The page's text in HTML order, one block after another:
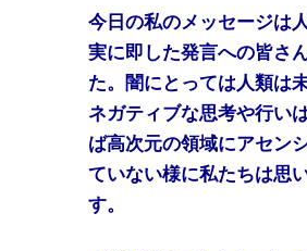
今日の私のメッセージは
実に即した発言への皆さ
た。闇にとっては人類は
ネガティブな思考や行い
ば高次元の領域にアセン
ていない様に私たちは思
す。